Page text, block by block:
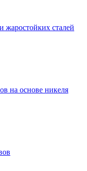
сталей
на основе никеля